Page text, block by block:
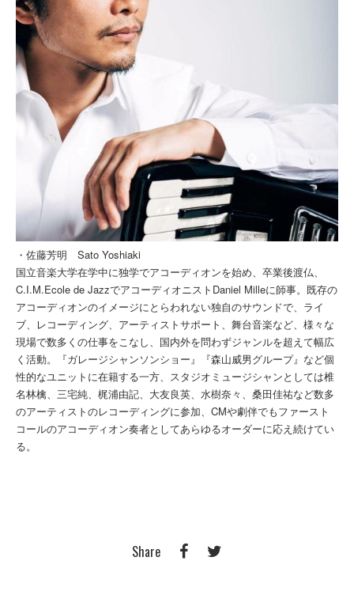
・佐藤芳明 Sato Yoshiaki
国立音楽大学在学中に独学でアコーディオンを始め、卒業後渡仏、
C.I.M.Ecole de JazzでアコーディオニストDaniel Milleに師事。既存の
アコーディオンのイメージにとらわれない独自のサウンドで、ライ
ブ、レコーディング、アーティストサポート、舞台音楽など、様々な
現場で数多くの仕事をこなし、国内外を問わずジャンルを超えて幅広
く活動。『ガレージシャンソンショー』『森山威男グループ』など個
性的なユニットに在籍する一方、スタジオミュージシャンとしては椎
名林檎、三宅純、梶浦由記、大友良英、水樹奈々、桑田佳祐など数多
のアーティストのレコーディングに参加、CMや劇伴でもファースト
コールのアコーディオン奏者としてあらゆるオーダーに応え続けてい
る。
Share